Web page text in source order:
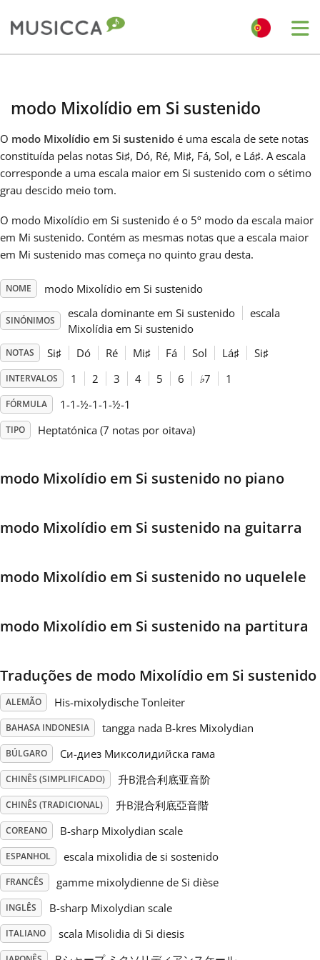
Dansk
English
Français
हिन्दी
Italiano
日本語
Polski
Português
Русский
Tiếng Việt
Türkçe
Українська
modo Mixolídio em Si sustenido
O modo Mixolídio em Si sustenido é uma escala de sete notas
constituída pelas notas Si♯, Dó, Ré, Mi♯, Fá, Sol, e Lá♯. A escala
corresponde a uma escala maior em Si sustenido com o sétimo
grau descido meio tom.
O modo Mixolídio em Si sustenido é o 5º modo da escala maior
em Mi sustenido. Contém as mesmas notas que a escala maior
em Mi sustenido mas começa no quinto grau desta.
NOME modo Mixolídio em Si sustenido
SINÓNIMOS
escala dominante em Si sustenido
escala
Mixolídia em Si sustenido
NOTAS Si♯ Dó Ré Mi♯ Fá Sol Lá♯ Si♯
INTERVALOS 1 2 3 4 5 6 ♭7 1
FÓRMULA 1-1-½-1-1-½-1
TIPO Heptatónica (7 notas por oitava)
modo Mixolídio em Si sustenido no piano
modo Mixolídio em Si sustenido na guitarra
modo Mixolídio em Si sustenido no uquelele
modo Mixolídio em Si sustenido na partitura
Traduções de modo Mixolídio em Si sustenido
ALEMÃO His-mixolydische Tonleiter
BAHASA INDONESIA tangga nada B-kres Mixolydian
BÚLGARO Си-диез Миксолидийска гама
CHINÊS (SIMPLIFICADO) 升B混合利底亚音阶
CHINÊS (TRADICIONAL) 升B混合利底亞音階
COREANO B-sharp Mixolydian scale
ESPANHOL escala mixolidia de si sostenido
FRANCÊS gamme mixolydienne de Si dièse
INGLÊS B-sharp Mixolydian scale
ITALIANO scala Misolidia di Si diesis